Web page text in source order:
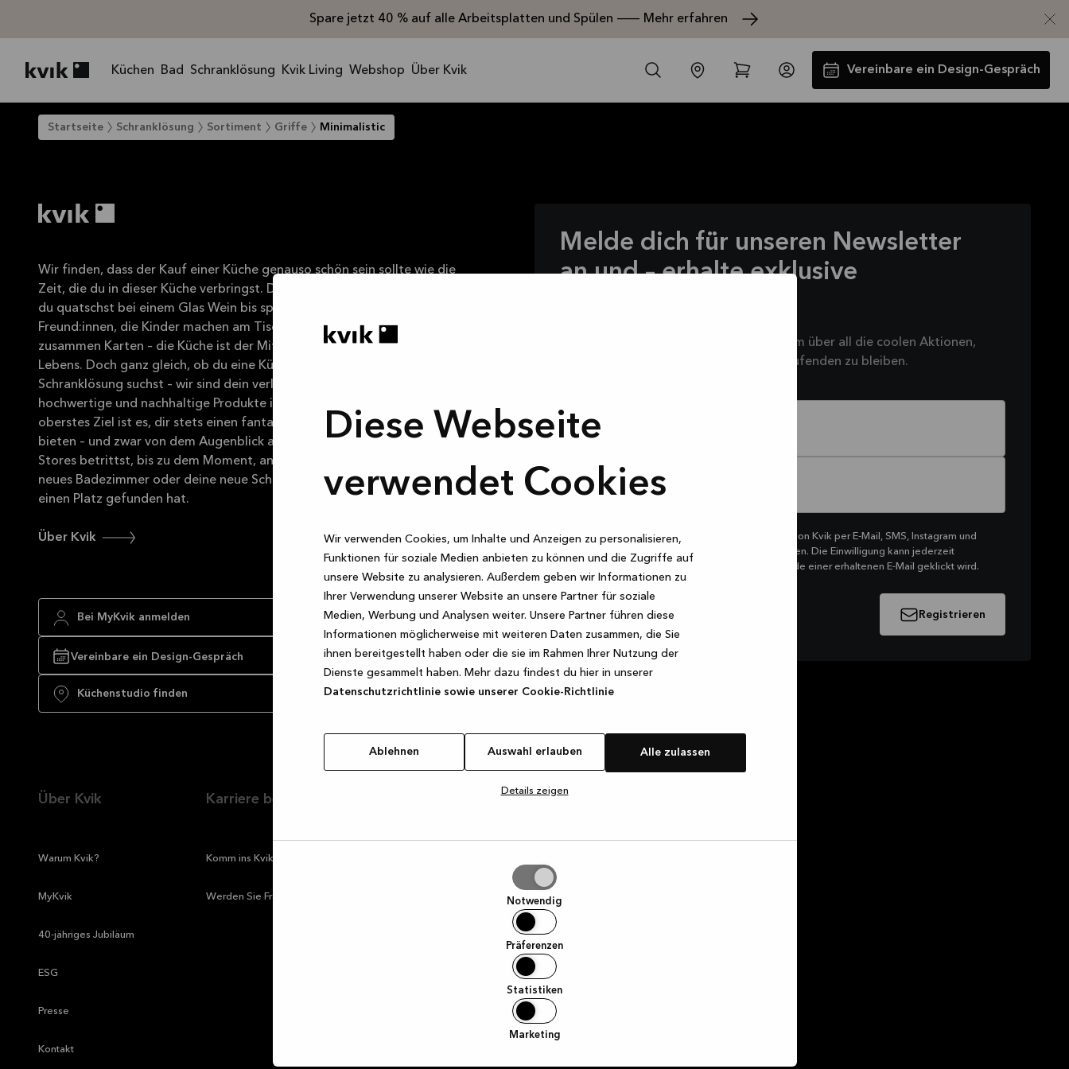
Diese Webseite
verwendet Cookies
Wir verwenden Cookies, um Inhalte und Anzeigen zu personalisieren,
Funktionen für soziale Medien anbieten zu können und die Zugriffe auf
unsere Website zu analysieren. Außerdem geben wir Informationen zu
Ihrer Verwendung unserer Website an unsere Partner für soziale
Medien, Werbung und Analysen weiter. Unsere Partner führen diese
Informationen möglicherweise mit weiteren Daten zusammen, die Sie
ihnen bereitgestellt haben oder die sie im Rahmen Ihrer Nutzung der
Dienste gesammelt haben. Mehr dazu findest du hier in unserer
Datenschutzrichtlinie sowie unserer Cookie-Richtlinie
Ablehnen Auswahl erlauben Alle zulassen
Details zeigen
Notwendig
Präferenzen
Statistiken
Marketing
Spare jetzt 40 % auf alle Arbeitsplatten und Spülen — Mehr erfahren
Küchen Bad Schranklösung Kvik Living Webshop Über Kvik Vereinbare ein Design-Gespräch
Spare jetzt 40 % auf alle
Mehr lesen
Startseite Schranklösung Sortiment Griffe Minimalistic
Wir finden, dass der Kauf einer Küche genauso schön sein sollte wie die
Zeit, die du in dieser Küche verbringst. Dort kochst du das Abendessen,
du quatschst bei einem Glas Wein bis spät in die Nacht mit deinen
Freund:innen, die Kinder machen am Tisch Hausaufgaben, ihr spielt
zusammen Karten – die Küche ist der Mittelpunkt deines täglichen
Lebens. Doch ganz gleich, ob du eine Küche, ein Badezimmer oder eine
Schranklösung suchst – wir sind dein verlässlicher Partner für attraktive,
hochwertige und nachhaltige Produkte im dänischen Design. Unser
oberstes Ziel ist es, dir stets einen fantastischen Kundenservice zu
bieten – und zwar von dem Augenblick an, in dem du einen unserer
Stores betrittst, bis zu dem Moment, an dem deine neue Küche, dein
neues Badezimmer oder deine neue Schranklösung in deinem Zuhause
einen Platz gefunden hat.
Über Kvik
Bei MyKvik anmelden
Vereinbare ein Design-Gespräch
Küchenstudio finden
Melde dich für unseren Newsletter
an und – erhalte exklusive
Melde dich für unseren Newsletter an, um über all die coolen Aktionen,
die wir für dich vorbereiten, auf dem Laufenden zu bleiben.
Vorname
E-Mail
Hiermit stimme ich zu, Marketingmitteilungen von Kvik per E-Mail, SMS, Instagram und
Facebook zu Kvik's Produktsortiment zu erhalten. Die Einwilligung kann jederzeit
widerrufen werden, indem auf den Link am Ende einer erhaltenen E-Mail geklickt wird.
Registrieren
Über Kvik
Warum Kvik?
MyKvik
40-jähriges Jubiläum
ESG
Presse
Kontakt
Karriere bei Kvik
Komm ins Kvik Team
Werden Sie Franchise-Partner:in